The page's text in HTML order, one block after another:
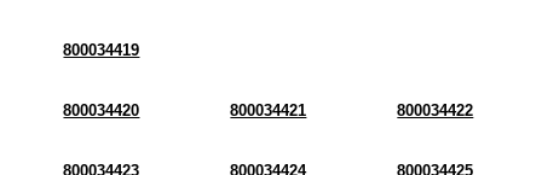
800034419
800034420 800034421 800034422
800034423 800034424 800034425